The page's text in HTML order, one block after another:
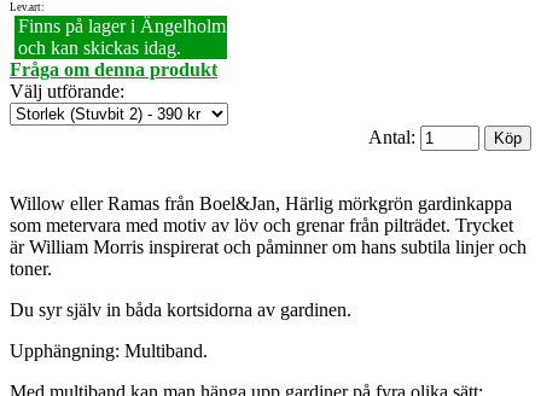
Lev.art:
Finns på lager i Ängelholm
och kan skickas idag.
Fråga om denna produkt
Välj utförande:
Antal:
Willow eller Ramas från Boel&Jan, Härlig mörkgrön gardinkappa
som metervara med motiv av löv och grenar från pilträdet. Trycket
är William Morris inspirerat och påminner om hans subtila linjer och
toner.
Du syr själv in båda kortsidorna av gardinen.
Upphängning: Multiband.